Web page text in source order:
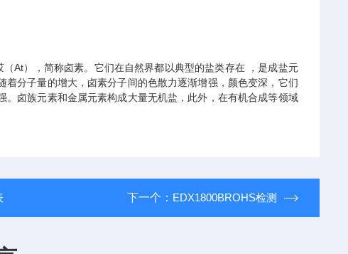
At），简称卤素。它们在自然界都以典型的盐类存在 ，是成盐元
分子量的增大，卤素分子间的色散力逐渐增强，颜色变深，它们
卤族元素和金属元素构成大量无机盐，此外，在有机合成等领域
下一个： EDX1800BROHS检测